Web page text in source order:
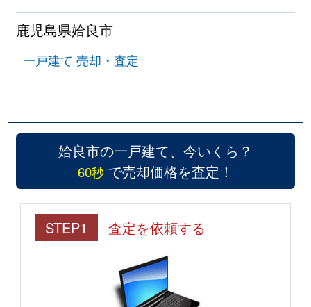
鹿児島県姶良市
一戸建て 売却・査定
姶良市の一戸建て、今いくら？
60秒 で売却価格を査定！
STEP1 査定を依頼する